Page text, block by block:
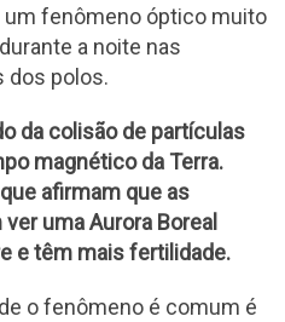
um fenômeno óptico muito
a noite nas
dos polos.
da colisão de partículas
magnético da Terra.
afirmam que as
uma Aurora Boreal
e têm mais fertilidade.
o fenômeno é comum é